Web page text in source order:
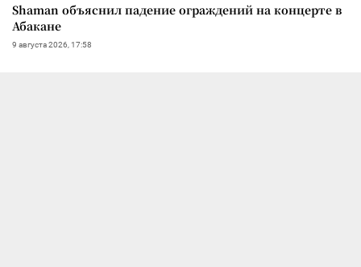
Shaman объяснил падение ограждений на концерте в
Абакане
9 августа 2026, 17:58